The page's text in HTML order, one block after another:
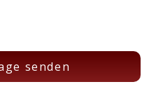
senden